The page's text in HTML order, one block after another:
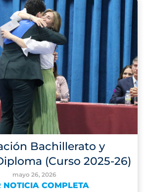
Bachillerato y
(Curso 2025-26)
mayo 26, 2026
NOTICIA COMPLETA